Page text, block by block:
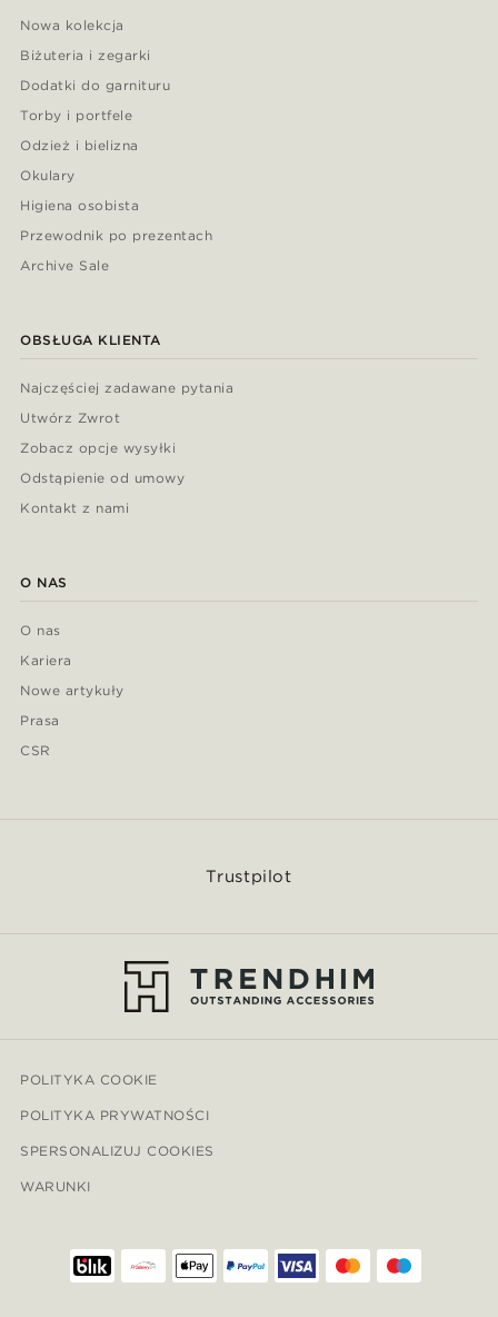
Nowa kolekcja
Biżuteria i zegarki
Dodatki do garnituru
Torby i portfele
Odzież i bielizna
Okulary
Higiena osobista
Przewodnik po prezentach
Archive Sale
OBSŁUGA KLIENTA
Najczęściej zadawane pytania
Utwórz Zwrot
Zobacz opcje wysyłki
Odstąpienie od umowy
Kontakt z nami
O NAS
O nas
Kariera
Nowe artykuły
Prasa
CSR
Trustpilot
POLITYKA COOKIE
POLITYKA PRYWATNOŚCI
SPERSONALIZUJ COOKIES
WARUNKI